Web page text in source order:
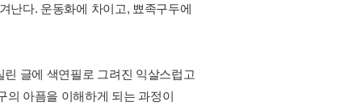
난다. 운동화에 차이고, 뾰족구두에
글에 색연필로 그려진 익살스럽고
의 아픔을 이해하게 되는 과정이